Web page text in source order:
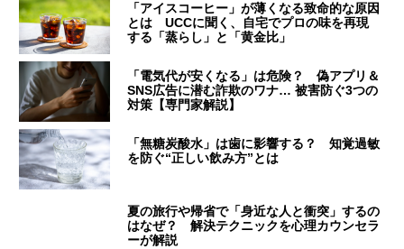
「アイスコーヒー」が薄くなる致命的な原因
とは UCCに聞く、自宅でプロの味を再現
する「蒸らし」と「黄金比」
「電気代が安くなる」は危険？ 偽アプリ＆
SNS広告に潜む詐欺のワナ… 被害防ぐ3つの
対策【専門家解説】
「無糖炭酸水」は歯に影響する？ 知覚過敏
を防ぐ“正しい飲み方”とは
夏の旅行や帰省で「身近な人と衝突」するの
はなぜ？ 解決テクニックを心理カウンセラ
ーが解説